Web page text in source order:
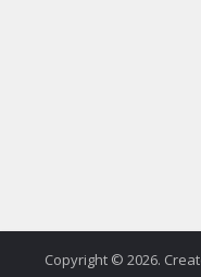
Copyright © 2026.